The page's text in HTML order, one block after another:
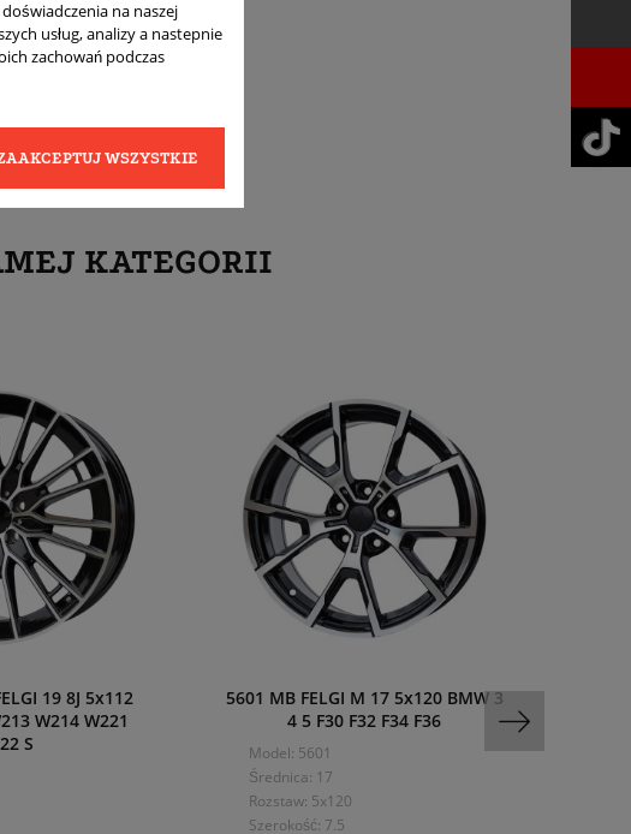
KATEGORII
19 8J 5x112
W214 W221
S
5601 MB FELGI M 17 5x120 BMW 3
4 5 F30 F32 F34 F36
Model: 5601
Średnica: 17
Rozstaw: 5x120
Szerokość: 7.5
na naszej
usług, analizy a nastepnie
zachowań podczas
WSZYSTKIE